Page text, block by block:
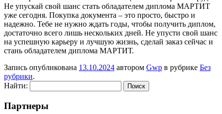
Не упускай свой шанс стать обладателем диплома МАРТИТ
уже сегодня. Покупка документа – это просто, быстро и
надежно. Тебе не нужно ждать годы, чтобы получить диплом,
достаточно всего лишь нескольких дней. Не упусти свой шанс
на успешную карьеру и лучшую жизнь, сделай заказ сейчас и
стань обладателем диплома МАРТИТ.
Запись опубликована 13.10.2024 автором Gwp в рубрике Без
рубрики.
Найти:
Партнеры